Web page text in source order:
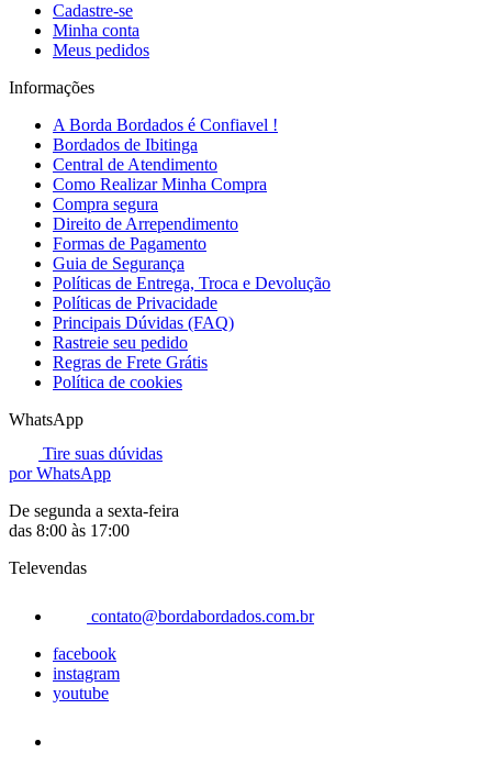
Cadastre-se
Minha conta
Meus pedidos
Informações
A Borda Bordados é Confiavel !
Bordados de Ibitinga
Central de Atendimento
Como Realizar Minha Compra
Compra segura
Direito de Arrependimento
Formas de Pagamento
Guia de Segurança
Políticas de Entrega, Troca e Devolução
Políticas de Privacidade
Principais Dúvidas (FAQ)
Rastreie seu pedido
Regras de Frete Grátis
Política de cookies
WhatsApp
Tire suas dúvidas
por WhatsApp
De segunda a sexta-feira
das 8:00 às 17:00
Televendas
contato@bordabordados.com.br
facebook
instagram
youtube